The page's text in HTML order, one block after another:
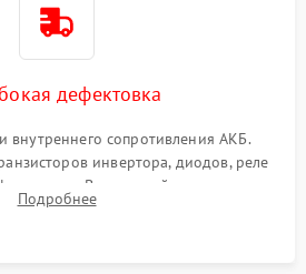
дефектовка
внутреннего сопротивления АКБ.
инвертора, диодов, реле
Визуальный поиск вздутых
и прогаров на печатной плате.
Подробнее